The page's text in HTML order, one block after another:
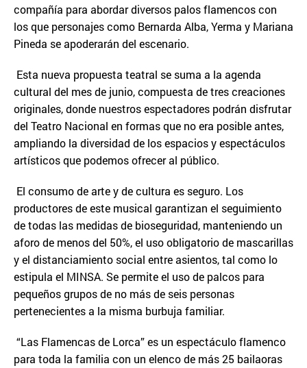
compañía para abordar diversos palos flamencos con
los que personajes como Bernarda Alba, Yerma y Mariana
Pineda se apoderarán del escenario.
Esta nueva propuesta teatral se suma a la agenda
cultural del mes de junio, compuesta de tres creaciones
originales, donde nuestros espectadores podrán disfrutar
del Teatro Nacional en formas que no era posible antes,
ampliando la diversidad de los espacios y espectáculos
artísticos que podemos ofrecer al público.
El consumo de arte y de cultura es seguro. Los
productores de este musical garantizan el seguimiento
de todas las medidas de bioseguridad, manteniendo un
aforo de menos del 50%, el uso obligatorio de mascarillas
y el distanciamiento social entre asientos, tal como lo
estipula el MINSA. Se permite el uso de palcos para
pequeños grupos de no más de seis personas
pertenecientes a la misma burbuja familiar.
“Las Flamencas de Lorca” es un espectáculo flamenco
para toda la familia con un elenco de más 25 bailaoras